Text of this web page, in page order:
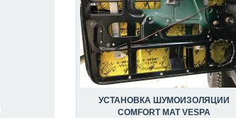
УСТАНОВКА ШУМОИЗОЛЯЦИИ
COMFORT MAT VESPA